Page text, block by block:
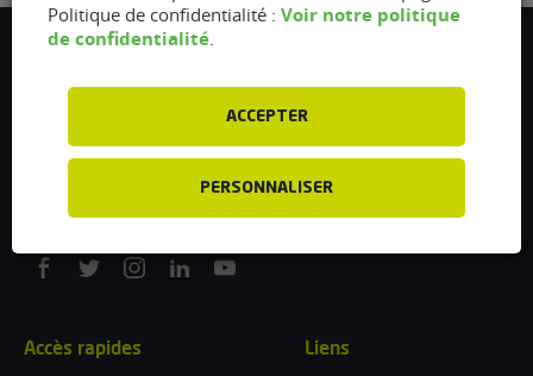
5 avenue des Renardières
info@flexfuel-company.com
On
On
On
On
On
Accès rapides Liens
Politique de confidentialité : Voir notre politique
de confidentialité.
ACCEPTER
PERSONNALISER